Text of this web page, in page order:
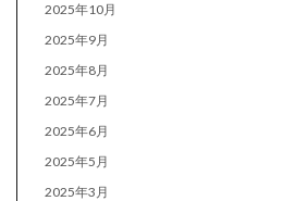
2025年10月
2025年9月
2025年8月
2025年7月
2025年6月
2025年5月
2025年3月